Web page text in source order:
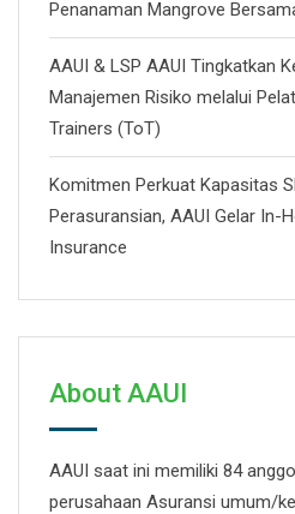
Penanaman Mangrove
AAUI & LSP AAUI Tingkatkan
Manajemen Risiko melalui
Trainers (ToT)
Komitmen Perkuat Kapasitas
Perasuransian, AAUI Gelar In-
Insurance
About AAUI
AAUI saat ini memiliki 84
perusahaan Asuransi umum/